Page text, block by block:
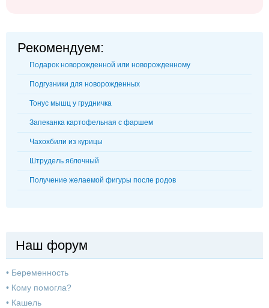
Рекомендуем:
Подарок новорожденной или новорожденному
Подгузники для новорожденных
Тонус мышц у грудничка
Запеканка картофельная с фаршем
Чахохбили из курицы
Штрудель яблочный
Получение желаемой фигуры после родов
Наш форум
• Беременность
• Кому помогла?
• Кашель